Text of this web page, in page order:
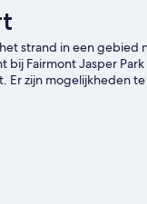
strand in een gebied
Fairmont Jasper
Er zijn mogelijkheden